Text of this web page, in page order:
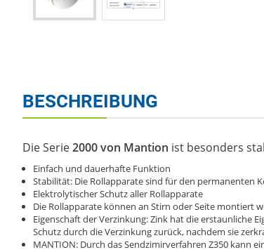
BESCHREIBUNG
Die Serie2000 von Mantion ist besonders
Einfach und dauerhafte Funktion
Stabilität: Die Rollapparate sind für den permanenten
Elektrolytischer Schutz aller Rollapparate
Die Rollapparate können an Stirn oder Seite montiert
Eigenschaft der Verzinkung: Zink hat die erstaunliche
Schutz durch die Verzinkung zurück, nachdem sie
MANTION: Durch das Sendzimirverfahren Z350 kann